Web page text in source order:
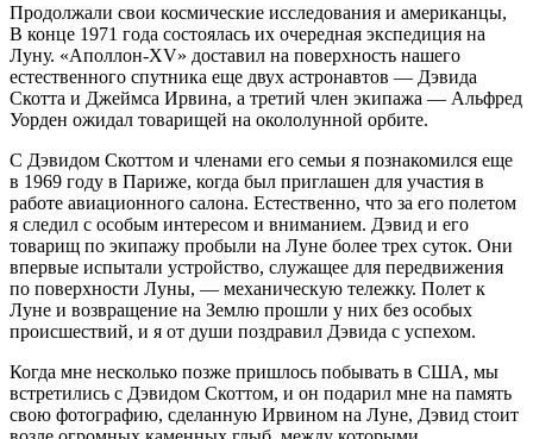
Продолжали свои космические исследования и американцы,
В конце 1971 года состоялась их очередная экспедиция на
Луну. «Аполлон-XV» доставил на поверхность нашего
естественного спутника еще двух астронавтов — Дэвида
Скотта и Джеймса Ирвина, а третий член экипажа — Альфред
Уорден ожидал товарищей на окололунной орбите.
С Дэвидом Скоттом и членами его семьи я познакомился еще
в 1969 году в Париже, когда был приглашен для участия в
работе авиационного салона. Естественно, что за его полетом
я следил с особым интересом и вниманием. Дэвид и его
товарищ по экипажу пробыли на Луне более трех суток. Они
впервые испытали устройство, служащее для передвижения
по поверхности Луны, — механическую тележку. Полет к
Луне и возвращение на Землю прошли у них без особых
происшествий, и я от души поздравил Дэвида с успехом.
Когда мне несколько позже пришлось побывать в США, мы
встретились с Дэвидом Скоттом, и он подарил мне на память
свою фотографию, сделанную Ирвином на Луне, Дэвид стоит